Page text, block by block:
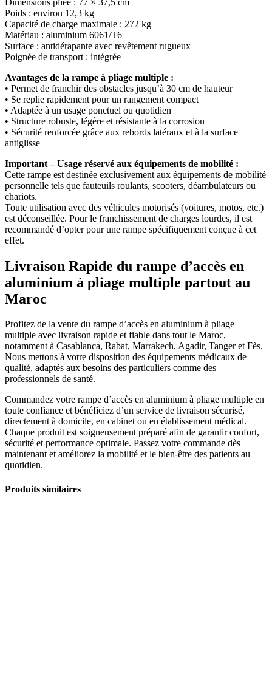
Poids : environ 12,3 kg
Capacité de charge maximale : 272 kg
Matériau : aluminium 6061/T6
Surface : antidérapante avec revêtement rugueux
Poignée de transport : intégrée
Avantages de la rampe à pliage multiple :
• Permet de franchir des obstacles jusqu’à 30 cm de hauteur
• Se replie rapidement pour un rangement compact
• Adaptée à un usage ponctuel ou quotidien
• Structure robuste, légère et résistante à la corrosion
• Sécurité renforcée grâce aux rebords latéraux et à la surface
antiglisse
Important – Usage réservé aux équipements de mobilité :
Cette rampe est destinée exclusivement aux équipements de mobilité
personnelle tels que fauteuils roulants, scooters, déambulateurs ou
chariots.
Toute utilisation avec des véhicules motorisés (voitures, motos, etc.)
est déconseillée. Pour le franchissement de charges lourdes, il est
recommandé d’opter pour une rampe spécifiquement conçue à cet
effet.
Livraison Rapide du rampe d’accès en
aluminium à pliage multiple partout au
Maroc
Profitez de la vente du rampe d’accès en aluminium à pliage
multiple avec livraison rapide et fiable dans tout le Maroc,
notamment à Casablanca, Rabat, Marrakech, Agadir, Tanger et Fès.
Nous mettons à votre disposition des équipements médicaux de
qualité, adaptés aux besoins des particuliers comme des
professionnels de santé.
Commandez votre rampe d’accès en aluminium à pliage multiple en
toute confiance et bénéficiez d’un service de livraison sécurisé,
directement à domicile, en cabinet ou en établissement médical.
Chaque produit est soigneusement préparé afin de garantir confort,
sécurité et performance optimale. Passez votre commande dès
maintenant et améliorez la mobilité et le bien-être des patients au
quotidien.
Produits similaires